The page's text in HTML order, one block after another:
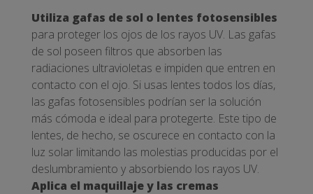
Utiliza gafas de sol o lentes fotosensibles
para proteger los ojos de los rayos UV. Las gafas
de sol poseen filtros que absorben las
radiaciones ultravioletas e impiden que entren en
contacto con el ojo. Si usas lentes todos los días,
las gafas fotosensibles podrían ser la solución
más cómoda e ideal para protegerte. Este tipo de
lentes, de hecho, se oscurece en contacto con la
luz solar limitando las molestias producidas por el
deslumbramiento y absorbiendo los rayos UV.
Aplica el maquillaje y las cremas